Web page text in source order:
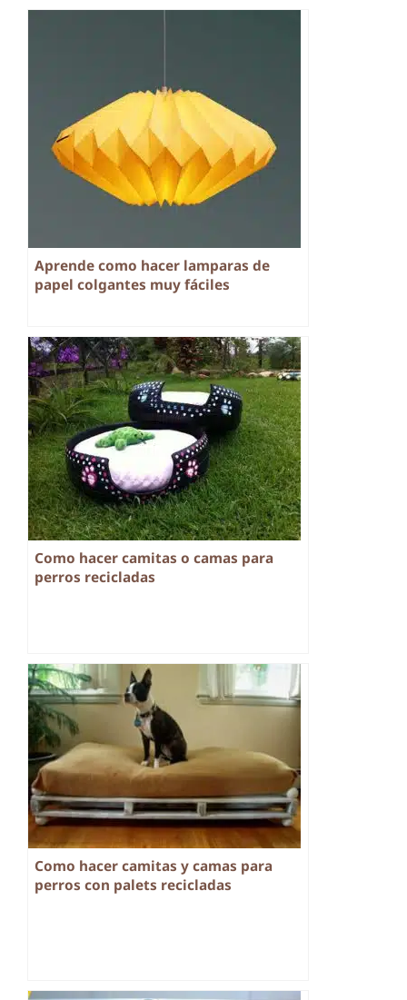
Aprende como hacer lamparas de
papel colgantes muy fáciles
Como hacer camitas o camas para
perros recicladas
Como hacer camitas y camas para
perros con palets recicladas